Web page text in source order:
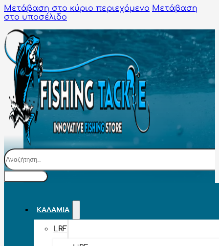
Μετάβαση στο κύριο περιεχόμενο Μετάβαση
στο υποσέλιδο
Αναζήτηση
ΚΑΛΆΜΙΑ
LRF